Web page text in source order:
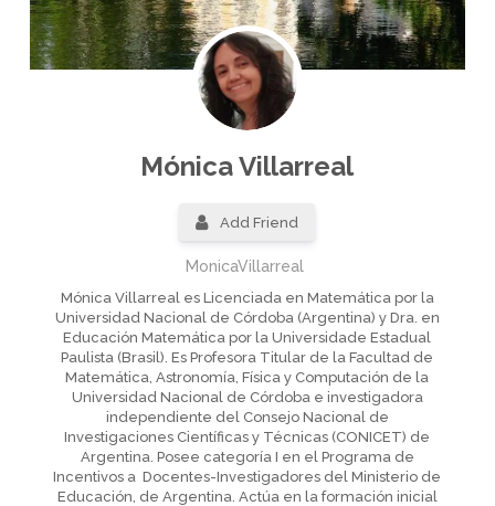
Mónica Villarreal
Add Friend
MonicaVillarreal
Mónica Villarreal es Licenciada en Matemática por la
Universidad Nacional de Córdoba (Argentina) y Dra. en
Educación Matemática por la Universidade Estadual
Paulista (Brasil). Es Profesora Titular de la Facultad de
Matemática, Astronomía, Física y Computación de la
Universidad Nacional de Córdoba e investigadora
independiente del Consejo Nacional de
Investigaciones Científicas y Técnicas (CONICET) de
Argentina. Posee categoría I en el Programa de
Incentivos a Docentes-Investigadores del Ministerio de
Educación, de Argentina. Actúa en la formación inicial